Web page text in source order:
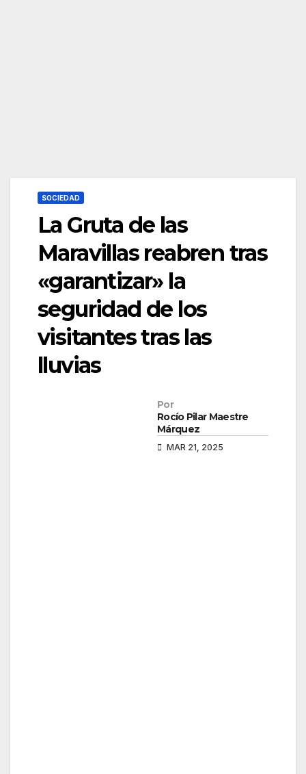
SOCIEDAD
La Gruta de las
Maravillas reabren tras
«garantizar» la
seguridad de los
visitantes tras las
lluvias
Por
Rocío Pilar Maestre
Márquez
MAR 21, 2025